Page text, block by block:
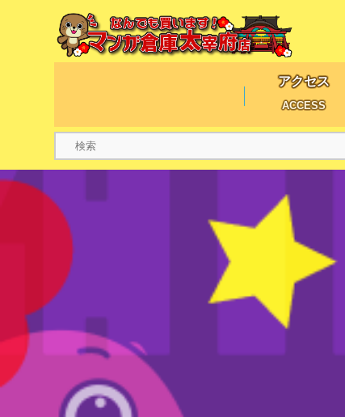
アクセス
ACCESS